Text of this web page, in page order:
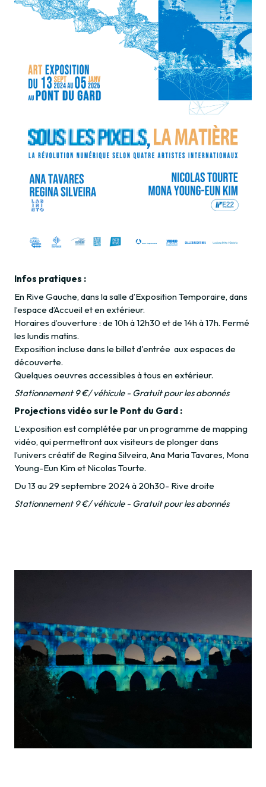
Infos pratiques :
En Rive Gauche, dans la salle d’Exposition Temporaire, dans
l’espace d’Accueil et en extérieur.
Horaires d’ouverture : de 10h à 12h30 et de 14h à 17h. Fermé
les lundis matins.
Exposition incluse dans le billet d'entrée aux espaces de
découverte.
Quelques oeuvres accessibles à tous en extérieur.
Stationnement 9 €/ véhicule - Gratuit pour les abonnés
Projections vidéo sur le Pont du Gard :
L’exposition est complétée par un programme de mapping
vidéo, qui permettront aux visiteurs de plonger dans
l’univers créatif de Regina Silveira, Ana Maria Tavares, Mona
Young-Eun Kim et Nicolas Tourte.
Du 13 au 29 septembre 2024 à 20h30- Rive droite
Stationnement 9 €/ véhicule - Gratuit pour les abonnés